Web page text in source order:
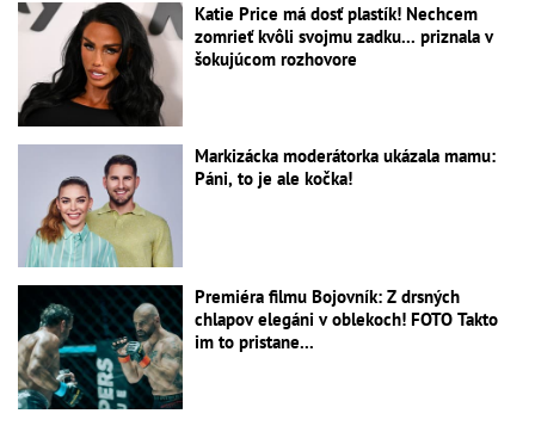
Katie Price má dosť plastík! Nechcem
zomrieť kvôli svojmu zadku... priznala v
šokujúcom rozhovore
Markizácka moderátorka ukázala mamu:
Páni, to je ale kočka!
Premiéra filmu Bojovník: Z drsných
chlapov elegáni v oblekoch! FOTO Takto
im to pristane...